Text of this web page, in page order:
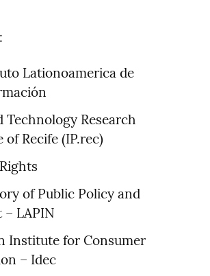
Lationoamerica de
Technology Research
Recife (IP.rec)
of Public Policy and
LAPIN
Institute for Consumer
– Idec